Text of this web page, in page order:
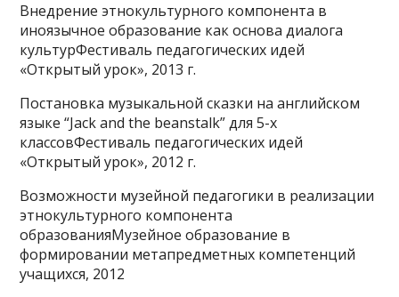
Внедрение этнокультурного компонента в
иноязычное образование как основа диалога
культурФестиваль педагогических идей
«Открытый урок», 2013 г.
Постановка музыкальной сказки на английском
языке “Jack and the beanstalk” для 5-х
классовФестиваль педагогических идей
«Открытый урок», 2012 г.
Возможности музейной педагогики в реализации
этнокультурного компонента
образованияМузейное образование в
формировании метапредметных компетенций
учащихся, 2012